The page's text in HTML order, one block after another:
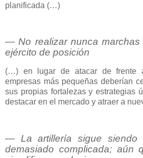
planificada (…)
― No realizar nunca marchas
ejército de posición
(…) en lugar de atacar de frente
empresas más pequeñas deberían
sus propias fortalezas y estrategias
destacar en el mercado y atraer a
― La artillería sigue siendo
demasiado complicada; aún